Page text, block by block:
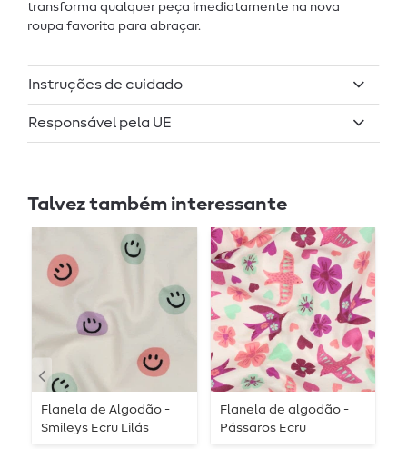
transforma qualquer peça imediatamente na nova
roupa favorita para abraçar.
Instruções de cuidado
Responsável pela UE
Talvez também interessante
Flanela de Algodão -
Smileys Ecru Lilás
Flanela de algodão -
Pássaros Ecru